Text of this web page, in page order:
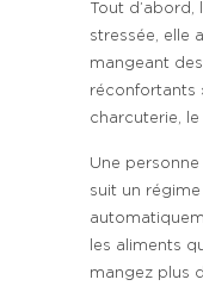
Tout
stressée, elle
mangeant
réconfortants
charcuterie,
Une
suit un
les aliments
mangez plus